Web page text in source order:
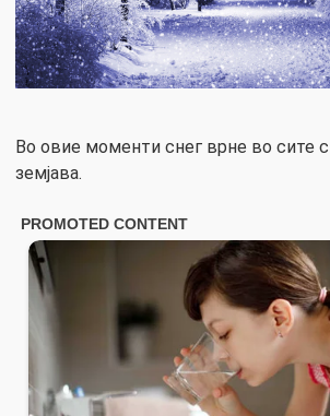
Во овие моменти снег врне во сите
земјава.